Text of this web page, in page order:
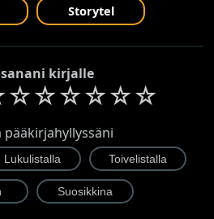
Storytel
kirjalle
☆☆☆☆☆☆
pääkirjahyllyssäni